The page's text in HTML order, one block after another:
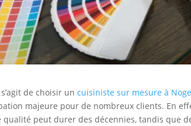
s’agit de choisir uncuisiniste sur mesure à
majeure pour de nombreux clients. En
qualité peut durer des décennies, tandis que